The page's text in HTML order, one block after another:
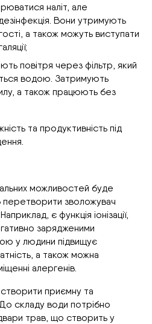
наліт, але
Вони утримують
а також можуть виступати
повітря через фільтр, який
водою. Затримують
а також працюють без
та продуктивність під
можливостей буде
зволожувач
є функція іонізації,
зарядженими
у людини підвищує
а також можна
алергенів.
приємну та
складу води потрібно
трав, що створить у